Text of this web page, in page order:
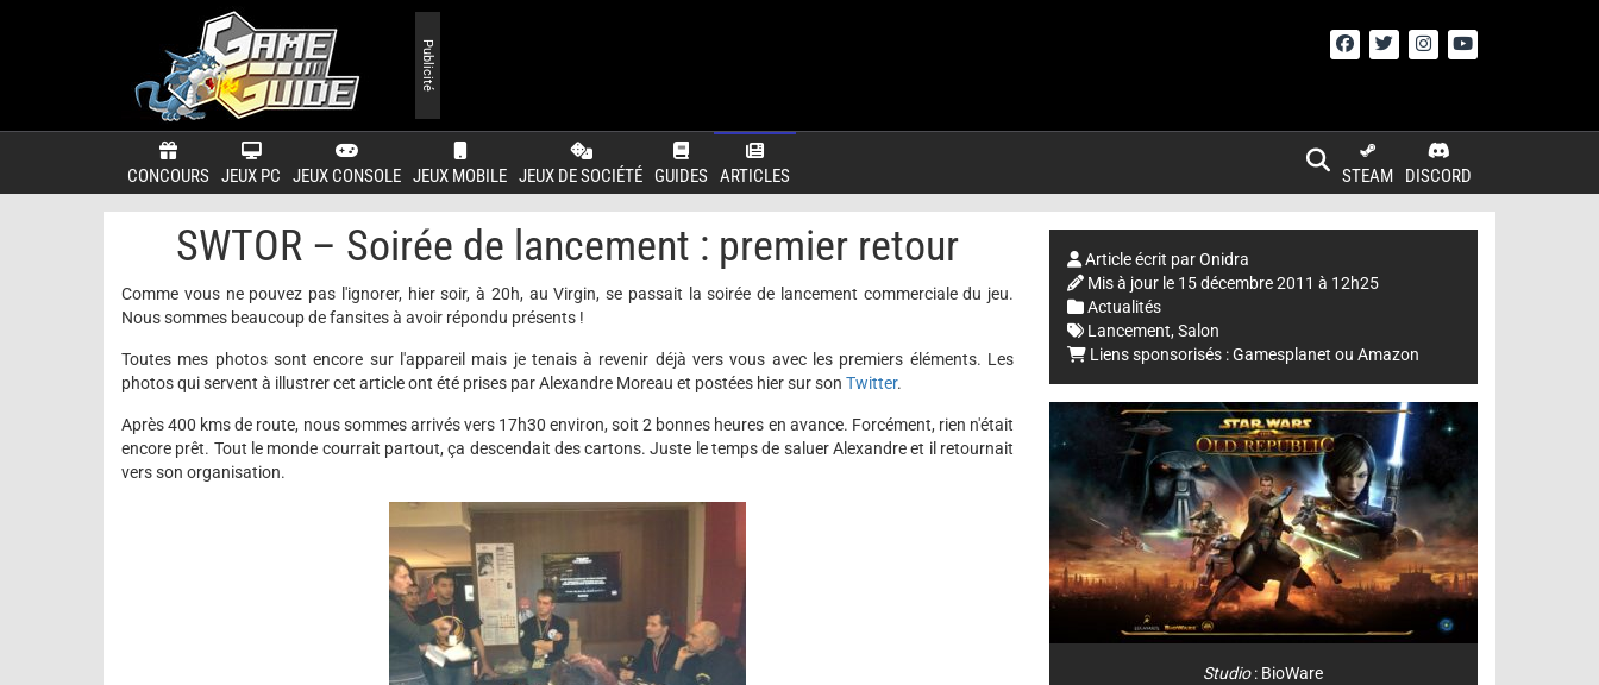
CONCOURS JEUX PC JEUX CONSOLE JEUX MOBILE JEUX DE SOCIÉTÉ GUIDES ARTICLES DISCORD
STEAM
Publicité
SWTOR – Soirée de lancement : premier retour
Comme vous ne pouvez pas l'ignorer, hier soir, à 20h, au Virgin, se passait la soirée de lancement commerciale du jeu.
Nous sommes beaucoup de fansites à avoir répondu présents !
Toutes mes photos sont encore sur l'appareil mais je tenais à revenir déjà vers vous avec les premiers éléments. Les
photos qui servent à illustrer cet article ont été prises par Alexandre Moreau et postées hier sur son Twitter.
Après 400 kms de route, nous sommes arrivés vers 17h30 environ, soit 2 bonnes heures en avance. Forcément, rien n'était
encore prêt. Tout le monde courrait partout, ça descendait des cartons. Juste le temps de saluer Alexandre et il retournait
vers son organisation.
Article écrit parOnidra
Mis à jour le 15 décembre 2011 à 12h25
Actualités
Lancement, Salon
Liens sponsorisés :Gamesplanet ou Amazon
Studio: BioWare